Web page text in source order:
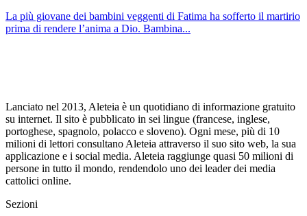
La più giovane dei bambini veggenti di Fatima ha sofferto il martirio
prima di rendere l’anima a Dio. Bambina...
Lanciato nel 2013, Aleteia è un quotidiano di informazione gratuito
su internet. Il sito è pubblicato in sei lingue (francese, inglese,
portoghese, spagnolo, polacco e sloveno). Ogni mese, più di 10
milioni di lettori consultano Aleteia attraverso il suo sito web, la sua
applicazione e i social media. Aleteia raggiunge quasi 50 milioni di
persone in tutto il mondo, rendendolo uno dei leader dei media
cattolici online.
Sezioni